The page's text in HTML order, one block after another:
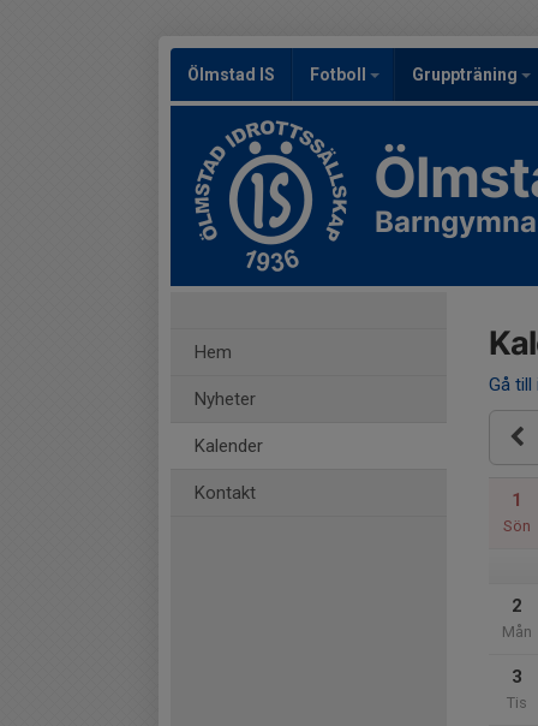
Ölmstad IS Fotboll Gruppträning
Hem
Nyheter
Kalender
Kontakt
Gå till
1
Sön
2
Mån
3
Tis